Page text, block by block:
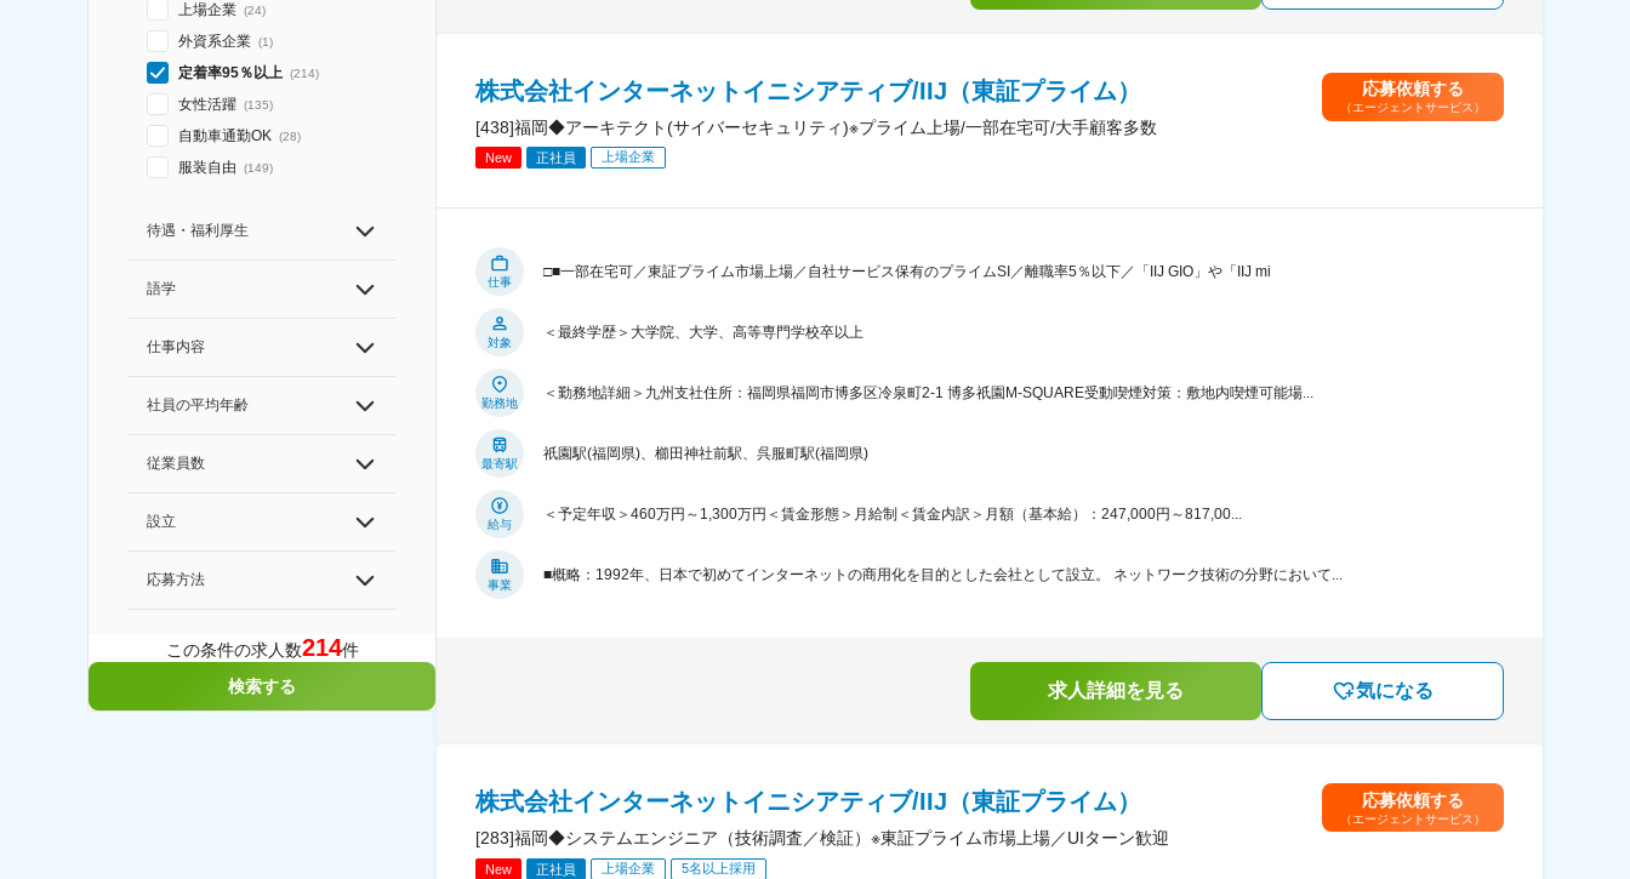
上場企業 (24)
外資系企業 (1)
定着率95％以上 (214)
女性活躍 (135)
自動車通勤OK (28)
服装自由 (149)
待遇・福利厚生
語学
仕事内容
社員の平均年齢
従業員数
設立
応募方法
この条件の求人数214件
検索する
株式会社インターネットイニシアティブ/IIJ（東証プライム）
[438]福岡◆アーキテクト(サイバーセキュリティ)※プライム上場/一部在宅可/大手顧客多数
New 正社員 上場企業
応募依頼する
（エージェントサービス）
仕事
□■一部在宅可／東証プライム市場上場／自社サービス保有のプライムSI／離職率5％以下／「IIJ GIO」や「IIJ mi
対象
＜最終学歴＞大学院、大学、高等専門学校卒以上
勤務地
＜勤務地詳細＞九州支社住所：福岡県福岡市博多区冷泉町2-1 博多祇園M-SQUARE受動喫煙対策：敷地内喫煙可能場...
最寄駅
祇園駅(福岡県)、櫛田神社前駅、呉服町駅(福岡県)
給与
＜予定年収＞460万円～1,300万円＜賃金形態＞月給制＜賃金内訳＞月額（基本給）：247,000円～817,00...
事業
■概略：1992年、日本で初めてインターネットの商用化を目的とした会社として設立。 ネットワーク技術の分野において...
求人詳細を見る 気になる
株式会社インターネットイニシアティブ/IIJ（東証プライム）
[283]福岡◆システムエンジニア（技術調査／検証）※東証プライム市場上場／UIターン歓迎
New 正社員 上場企業 5名以上採用
応募依頼する
（エージェントサービス）